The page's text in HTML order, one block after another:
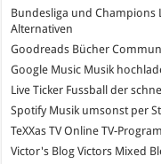
Bundesliga und Champions
Alternativen
Goodreads Bücher
Google Music Musik
Live Ticker Fussball
der
SpotifyMusik umsonst per
TeXXas TVOnline TV-
Victor's Blog Victors Mixed